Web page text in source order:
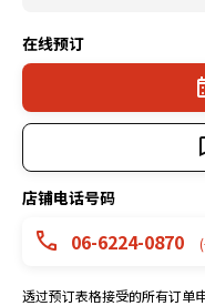
在线预订
店铺电话号码
06-6224-0870
透过预订表格接受的所有订单